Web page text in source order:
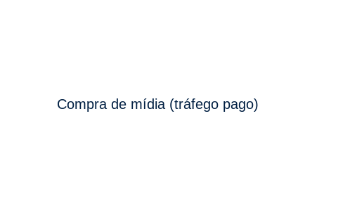
Compra de mídia (tráfego pago)